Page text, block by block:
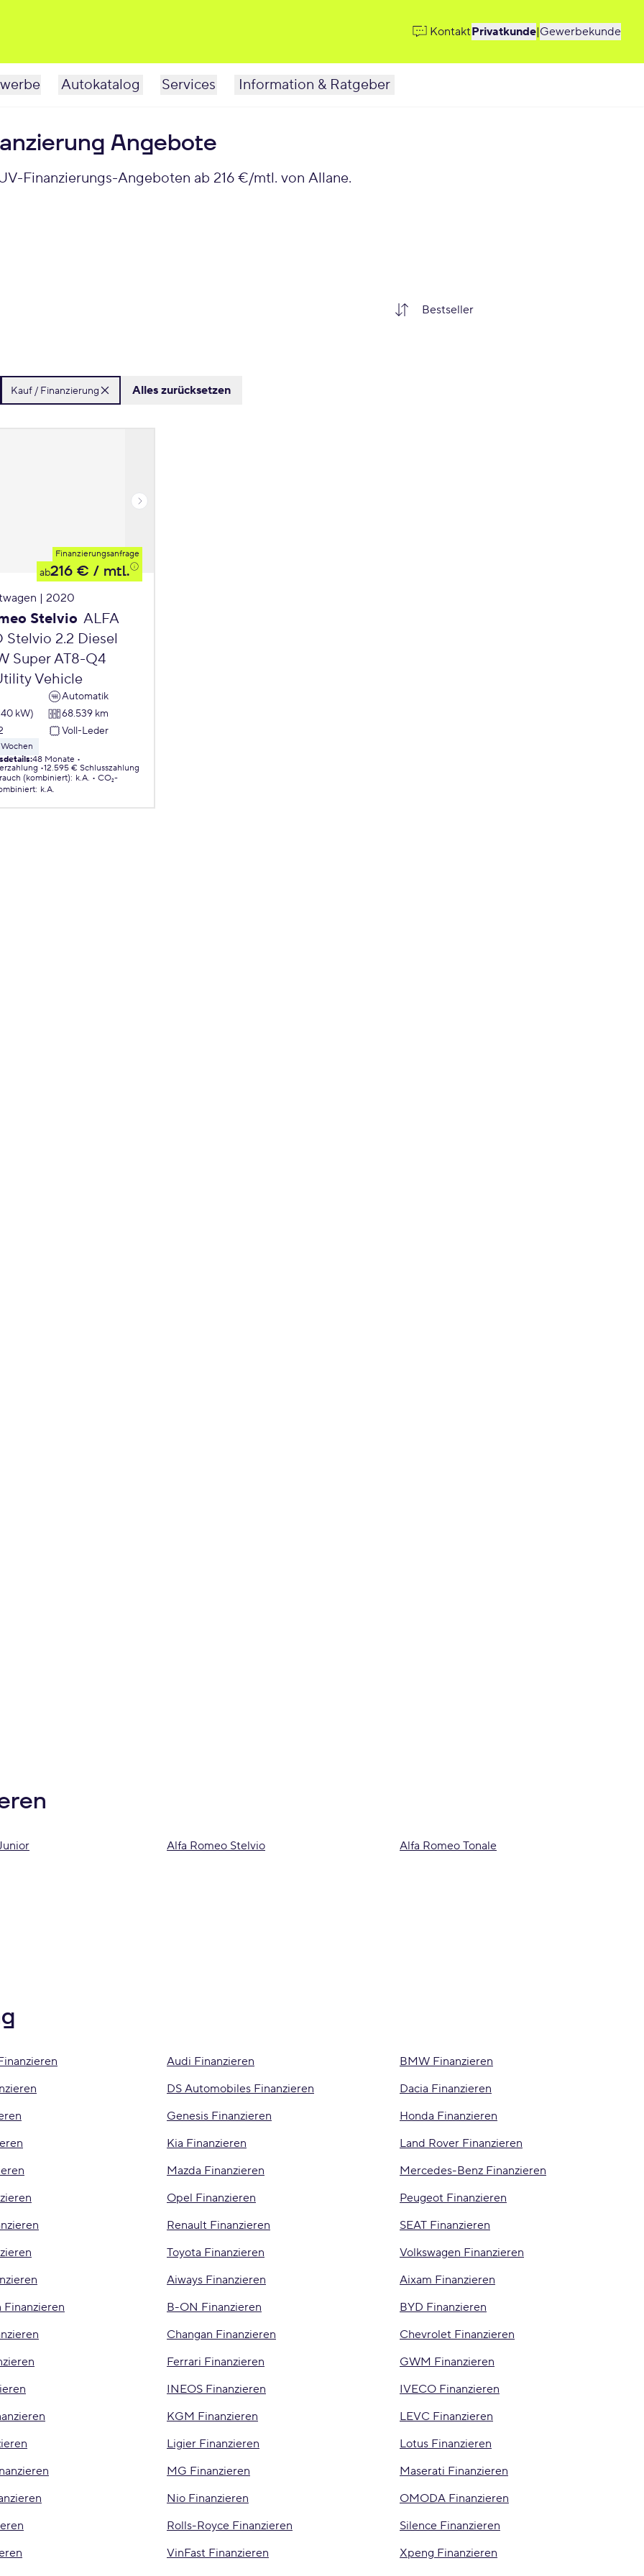
KontaktPrivatkunde|Gewerbekunde
Autokatalog Services Information & Ratgeber
Angebote
Finanzierungs-Angeboten ab 216 €/mtl. von Allane.
Kauf / Finanzierung Alles zurücksetzen
Finanzierungsanfrage
ab216 € / mtl.
| 2020
Stelvio ALFA
Stelvio 2.2 Diesel
Super AT8-Q4
Vehicle
Automatik
kW)
68.539 km
Voll-Leder
:48 Monate
12.595 € Schlusszahlung
(kombiniert): k.A.
CO₂-
: k.A.
Alfa Romeo Stelvio Alfa Romeo Tonale
Audi Finanzieren
BMW Finanzieren
DS Automobiles Finanzieren
Dacia Finanzieren
Genesis Finanzieren
Honda Finanzieren
Kia Finanzieren
Land Rover Finanzieren
Mazda Finanzieren
Mercedes-Benz Finanzieren
Opel Finanzieren
Peugeot Finanzieren
Renault Finanzieren
SEAT Finanzieren
Toyota Finanzieren
Volkswagen Finanzieren
Aiways Finanzieren
Aixam Finanzieren
B-ON Finanzieren
BYD Finanzieren
Changan Finanzieren
Chevrolet Finanzieren
Ferrari Finanzieren
GWM Finanzieren
INEOS Finanzieren
IVECO Finanzieren
KGM Finanzieren
LEVC Finanzieren
Ligier Finanzieren
Lotus Finanzieren
MG Finanzieren
Maserati Finanzieren
Nio Finanzieren
OMODA Finanzieren
Rolls-Royce Finanzieren
Silence Finanzieren
VinFast Finanzieren
Xpeng Finanzieren